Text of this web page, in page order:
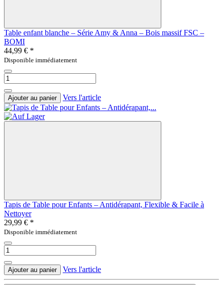
Table enfant blanche – Série Amy & Anna – Bois massif FSC –
BOMI
44,99 € *
Disponible immédiatement
Ajouter au panier Vers l'article
Tapis de Table pour Enfants – Antidérapant, Flexible & Facile à
Nettoyer
29,99 € *
Disponible immédiatement
Ajouter au panier Vers l'article